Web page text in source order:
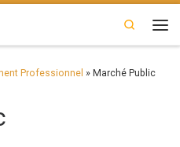
Search
Professionnel » Marché Public